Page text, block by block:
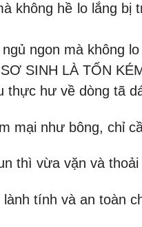
không hề lo lắng
ngon mà không
SINH LÀ TỐN
thực hư về dòng tã
mại như bông, chỉ
thì vừa vặn và
tính và an toàn